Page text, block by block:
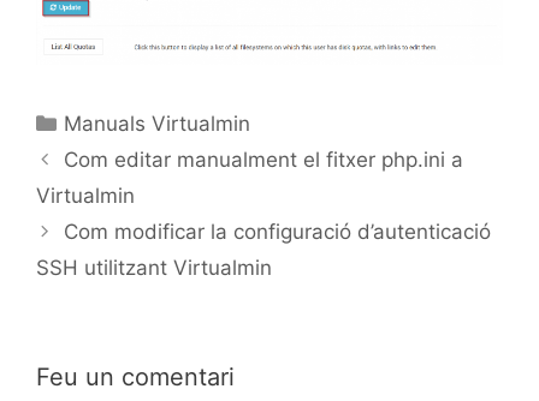
Manuals Virtualmin
Com editar manualment el fitxer php.ini a
Virtualmin
Com modificar la configuració d’autenticació
SSH utilitzant Virtualmin
Feu un comentari